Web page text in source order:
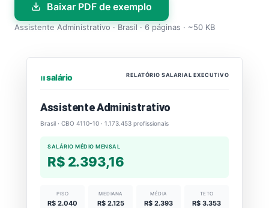
Baixar PDF de exemplo
Assistente Administrativo · Brasil · 6 páginas · ~50 KB
⏐⏐⏐ salário RELATÓRIO SALARIAL EXECUTIVO
Assistente Administrativo
Brasil · CBO 4110-10 · 1.173.453 profissionais
SALÁRIO MÉDIO MENSAL
R$ 2.393,16
PISO
R$ 2.040
MEDIANA
R$ 2.125
MÉDIA
R$ 2.393
TETO
R$ 3.353